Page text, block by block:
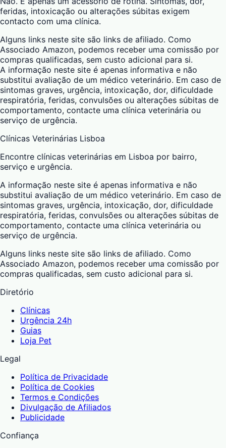
feridas, intoxicação ou alterações súbitas exigem
contacto com uma clínica.
Alguns links neste site são links de afiliado. Como
Associado Amazon, podemos receber uma comissão por
compras qualificadas, sem custo adicional para si.
A informação neste site é apenas informativa e não
substitui avaliação de um médico veterinário. Em caso de
sintomas graves, urgência, intoxicação, dor, dificuldade
respiratória, feridas, convulsões ou alterações súbitas de
comportamento, contacte uma clínica veterinária ou
serviço de urgência.
Clínicas Veterinárias Lisboa
Encontre clínicas veterinárias em Lisboa por bairro,
serviço e urgência.
A informação neste site é apenas informativa e não
substitui avaliação de um médico veterinário. Em caso de
sintomas graves, urgência, intoxicação, dor, dificuldade
respiratória, feridas, convulsões ou alterações súbitas de
comportamento, contacte uma clínica veterinária ou
serviço de urgência.
Alguns links neste site são links de afiliado. Como
Associado Amazon, podemos receber uma comissão por
compras qualificadas, sem custo adicional para si.
Diretório
Clínicas
Urgência 24h
Guias
Loja Pet
Legal
Política de Privacidade
Política de Cookies
Termos e Condições
Divulgação de Afiliados
Publicidade
Confiança